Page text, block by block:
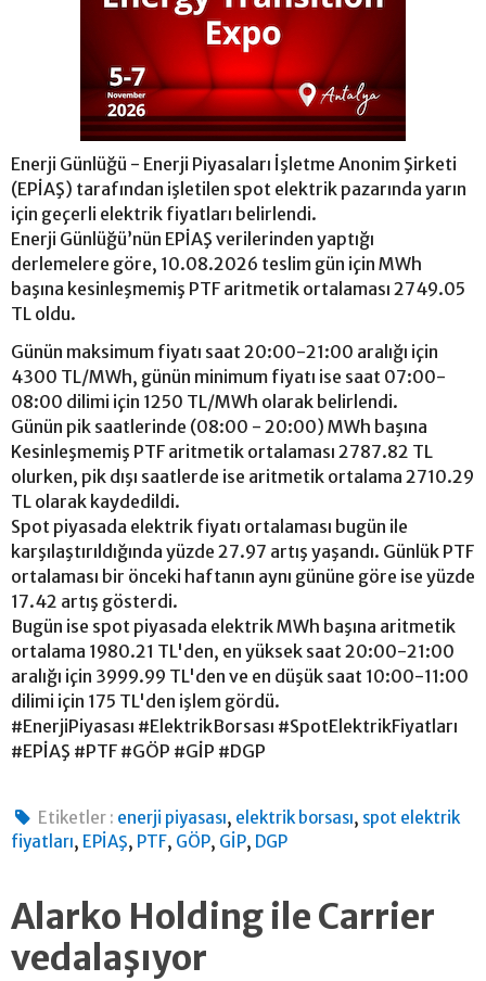
Enerji Günlüğü - Enerji Piyasaları İşletme Anonim Şirketi
(EPİAŞ) tarafından işletilen spot elektrik pazarında yarın
için geçerli elektrik fiyatları belirlendi.
Enerji Günlüğü’nün EPİAŞ verilerinden yaptığı
derlemelere göre, 10.08.2026 teslim gün için MWh
başına kesinleşmemiş PTF aritmetik ortalaması 2749.05
TL oldu.
Günün maksimum fiyatı saat 20:00-21:00 aralığı için
4300 TL/MWh, günün minimum fiyatı ise saat 07:00-
08:00 dilimi için 1250 TL/MWh olarak belirlendi.
Günün pik saatlerinde (08:00 - 20:00) MWh başına
Kesinleşmemiş PTF aritmetik ortalaması 2787.82 TL
olurken, pik dışı saatlerde ise aritmetik ortalama 2710.29
TL olarak kaydedildi.
Spot piyasada elektrik fiyatı ortalaması bugün ile
karşılaştırıldığında yüzde 27.97 artış yaşandı. Günlük PTF
ortalaması bir önceki haftanın aynı gününe göre ise yüzde
17.42 artış gösterdi.
Bugün ise spot piyasada elektrik MWh başına aritmetik
ortalama 1980.21 TL'den, en yüksek saat 20:00-21:00
aralığı için 3999.99 TL'den ve en düşük saat 10:00-11:00
dilimi için 175 TL'den işlem gördü.
#EnerjiPiyasası #ElektrikBorsası #SpotElektrikFiyatları
#EPİAŞ #PTF #GÖP #GİP #DGP
Etiketler : enerji piyasası, elektrik borsası, spot elektrik
fiyatları, EPİAŞ, PTF, GÖP, GİP, DGP
Alarko Holding ile Carrier
vedalaşıyor